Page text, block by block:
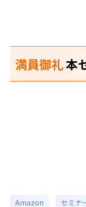
満員御礼本
Amazon セミナ